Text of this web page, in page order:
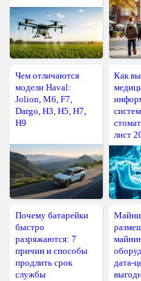
Чем отличаются
модели Haval:
Jolion, M6, F7,
Dargo, H3, H5, H7,
H9
Как
лист
Почему батарейки
быстро
разряжаются: 7
причин и способы
продлить срок
службы
дата-